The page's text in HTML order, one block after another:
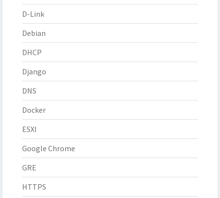
D-Link
Debian
DHCP
Django
DNS
Docker
ESXI
Google Chrome
GRE
HTTPS